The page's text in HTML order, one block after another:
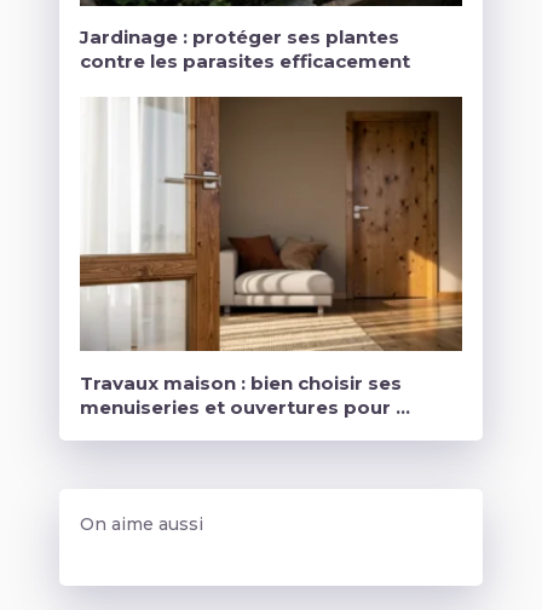
Jardinage : protéger ses plantes
contre les parasites efficacement
Travaux maison : bien choisir ses
menuiseries et ouvertures pour …
On aime aussi